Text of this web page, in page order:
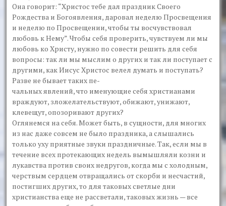
Она говорит: “Христос тебе дал праздник Своего
Рождества и Бо­гоявления, даровал неделю Просвещения
и неделю по Просвещении, чтобы ты восчувствовал
любовь к Нему”. Чтобы себя проверить, чув­ствуем ли мы
любовь ко Христу, нужно по совести решить для себя
вопросы: так ли мы мыслим о других и так ли поступает с
другими, как Иисус Христос велел думать и поступать?
Разве не бывает таких пе-
чальных явлений, что именующие себя христианами
враждуют, зложе­лательствуют, обижают, унижают,
клевещут, опозоривают других?
Оглянемся на себя. Может быть, в сущности, для многих
из нас даже совсем не было праздника, а слышались
только уху приятные звуки праздничные. Так, если мы в
течение всех протекающих недель вы­мышляли козни и
лукавства против своих недругов, когда мы с холод­ным,
черствым сердцем отвращались от скорби и несчастий,
постиг­ших других, то для таковых светлые дни
христианства еще не рассветали, таковых жизнь — все